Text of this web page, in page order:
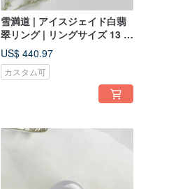
雪満道 | アイスジェイド白翡
翠リング | リングサイズ 13 |
天然 A 貨翡翠
US$ 440.97
カスタム可